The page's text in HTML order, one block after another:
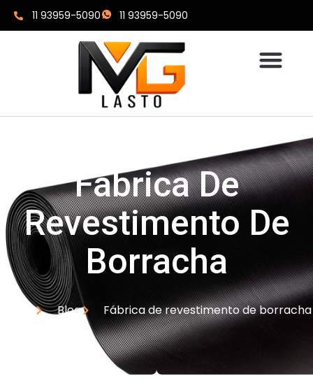
11 93959-5090 11 93959-5090
Fábrica De
Revestimento De
Borracha
Home Blog Fábrica de revestimento de borracha